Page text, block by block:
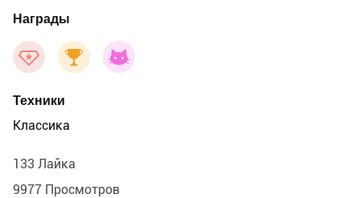
Награды
Техники
Классика
133 Лайка
9977 Просмотров